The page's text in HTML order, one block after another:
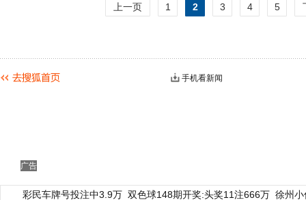
上一页 1 2 3 4 5
手机看新闻
广告
彩民车牌号投注中3.9万 双色球148期开奖:头奖11注666万 徐州